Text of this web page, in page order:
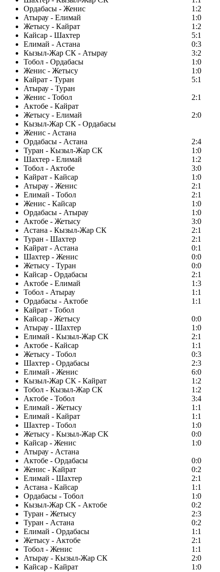
Ордабасы - Женис
1:2
Атырау - Елимай
1:0
Жетысу - Кайрат
1:2
Кайсар - Шахтер
5:1
Елимай - Астана
0:3
Кызыл-Жар СК - Атырау
3:2
Тобол - Ордабасы
1:0
Женис - Жетысу
1:0
Кайрат - Туран
5:1
Атырау - Туран
Женис - Тобол
2:1
Актобе - Кайрат
Жетысу - Елимай
2:0
Кызыл-Жар СК - Ордабасы
Женис - Астана
Ордабасы - Астана
2:4
Туран - Кызыл-Жар СК
1:0
Шахтер - Елимай
1:2
Тобол - Актобе
3:0
Кайрат - Кайсар
1:0
Атырау - Женис
2:1
Елимай - Тобол
2:1
Женис - Кайсар
1:0
Ордабасы - Атырау
1:0
Актобе - Жетысу
3:0
Астана - Кызыл-Жар СК
2:1
Туран - Шахтер
2:1
Кайрат - Астана
0:1
Шахтер - Женис
0:0
Жетысу - Туран
0:0
Кайсар - Ордабасы
2:1
Актобе - Елимай
1:3
Тобол - Атырау
1:1
Ордабасы - Актобе
1:1
Кайрат - Тобол
Кайсар - Жетысу
0:0
Атырау - Шахтер
1:0
Елимай - Кызыл-Жар СК
2:1
Актобе - Кайсар
1:1
Жетысу - Тобол
0:3
Шахтер - Ордабасы
2:3
Елимай - Женис
6:0
Кызыл-Жар СК - Кайрат
1:2
Тобол - Кызыл-Жар СК
1:2
Актобе - Тобол
3:4
Елимай - Жетысу
1:1
Елимай - Кайрат
1:1
Шахтер - Тобол
1:0
Жетысу - Кызыл-Жар СК
0:0
Кайсар - Женис
1:0
Атырау - Астана
Актобе - Ордабасы
0:0
Женис - Кайрат
0:2
Елимай - Шахтер
2:1
Астана - Кайсар
1:1
Ордабасы - Тобол
1:0
Кызыл-Жар СК - Актобе
0:2
Туран - Жетысу
2:3
Туран - Астана
0:2
Елимай - Ордабасы
1:1
Жетысу - Актобе
2:1
Тобол - Женис
1:1
Атырау - Кызыл-Жар СК
2:0
Кайсар - Кайрат
1:0